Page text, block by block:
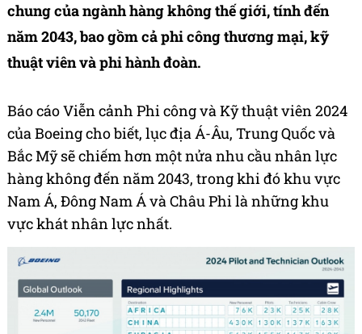
chung của ngành hàng không thế giới, tính đến
năm 2043, bao gồm cả phi công thương mại, kỹ
thuật viên và phi hành đoàn.
Báo cáo Viễn cảnh Phi công và Kỹ thuật viên 2024
của Boeing cho biết, lục địa Á-Âu, Trung Quốc và
Bắc Mỹ sẽ chiếm hơn một nửa nhu cầu nhân lực
hàng không đến năm 2043, trong khi đó khu vực
Nam Á, Đông Nam Á và Châu Phi là những khu
vực khát nhân lực nhất.